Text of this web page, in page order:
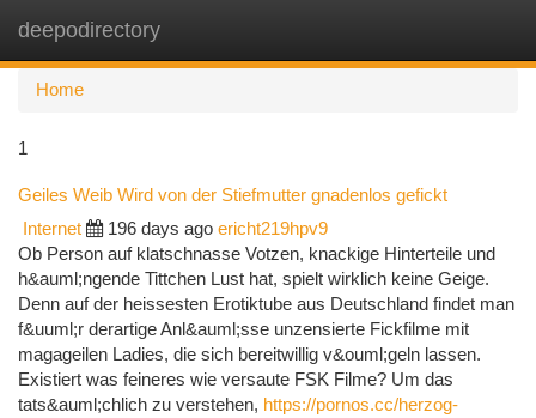
deepodirectory
Home
1
Geiles Weib Wird von der Stiefmutter gnadenlos gefickt
Internet 196 days ago ericht219hpv9
Ob Person auf klatschnasse Votzen, knackige Hinterteile und
h&auml;ngende Tittchen Lust hat, spielt wirklich keine Geige.
Denn auf der heissesten Erotiktube aus Deutschland findet man
f&uuml;r derartige Anl&auml;sse unzensierte Fickfilme mit
magageilen Ladies, die sich bereitwillig v&ouml;geln lassen.
Existiert was feineres wie versaute FSK Filme? Um das
tats&auml;chlich zu verstehen, https://pornos.cc/herzog-